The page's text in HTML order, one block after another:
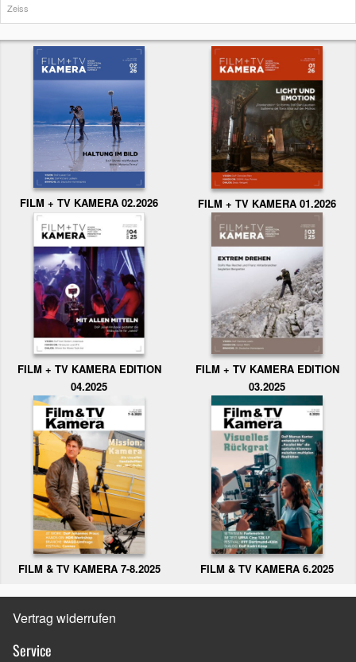
Zeiss
FILM + TV KAMERA 02.2026 FILM + TV KAMERA 01.2026
FILM + TV KAMERA EDITION
04.2025
FILM + TV KAMERA EDITION
03.2025
FILM & TV KAMERA 7-8.2025 FILM & TV KAMERA 6.2025
Vertrag widerrufen
Service